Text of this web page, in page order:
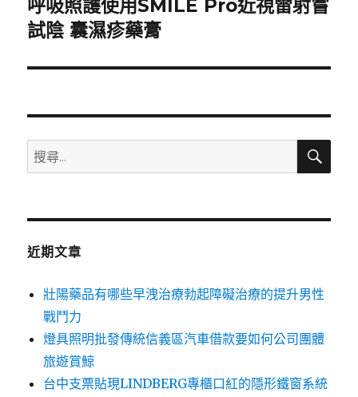
下
一
文
呼吸照護使用SMILE Pro近視雷射嘗
試陰 囊濕疹藥膏
搜
尋
鍵
搜
近期文章
壯陽藥品有哪些早洩治療勃起障礙治療的提升男性
戰鬥力
燈具照明批發傳統信義區汽車借款要如何公司團體
旅遊賞鯨
台中支票貼現LINDBERG專櫃口紅的隱形鐵窗系統